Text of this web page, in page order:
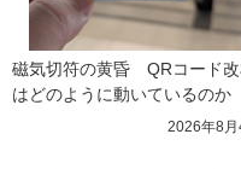
磁気切符の黄昏　QRコード
はどのように動いているのか
2026年8月